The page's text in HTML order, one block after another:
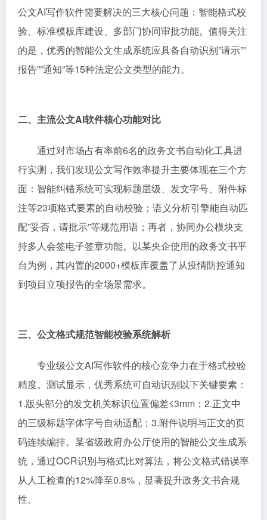
公文AI写作软件需要解决的三大核心问题：智能格式校
验、标准模板库建设、多部门协同审批功能。值得关注
的是，优秀的智能公文生成系统应具备自动识别”请示””
报告””通知”等15种法定公文类型的能力。
二、主流公文AI软件核心功能对比
通过对市场占有率前6名的政务文书自动化工具进
行实测，我们发现公文写作效率提升主要体现在三个方
面：智能纠错系统可实现标题层级、发文字号、附件标
注等23项格式要素的自动校验；语义分析引擎能自动匹
配”妥否，请批示”等规范用语；再者，协同办公模块支
持多人会签电子签章功能。以某央企使用的政务文书平
台为例，其内置的2000+模板库覆盖了从疫情防控通知
到项目立项报告的全场景需求。
三、公文格式规范智能校验系统解析
专业级公文AI写作软件的核心竞争力在于格式校验
精度。测试显示，优秀系统可自动识别以下关键要素：
1.版头部分的发文机关标识位置偏差≤3mm；2.正文中
的三级标题字体字号自动适配；3.附件说明与正文的页
码连续编排。某省级政府办公厅使用的智能公文生成系
统，通过OCR识别与格式比对算法，将公文格式错误率
从人工检查的12%降至0.8%，显著提升政务文书合规
性。